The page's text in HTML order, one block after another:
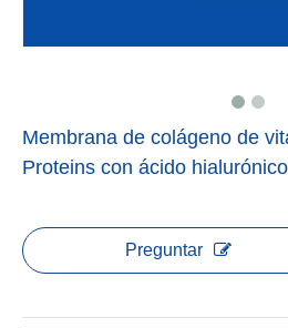
Membrana de colágeno de
Proteins con ácido hialurónico
Preguntar